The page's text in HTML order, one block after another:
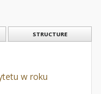
STRUCTURE
w roku